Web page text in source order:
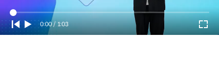
Current
Time
0:00 / Duration
1:03